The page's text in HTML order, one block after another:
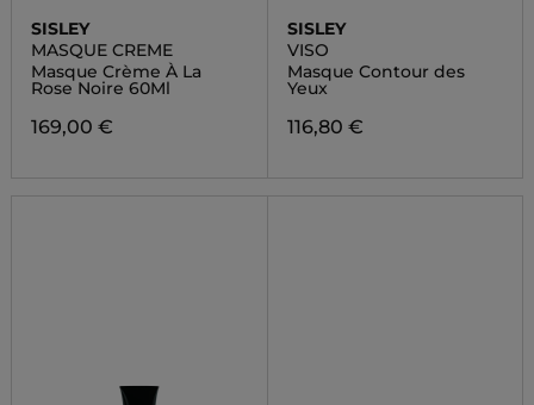
SISLEY
MASQUE CREME
Masque Crème À La
Rose Noire 60Ml
169,00 €
SISLEY
VISO
Masque Contour des
Yeux
116,80 €